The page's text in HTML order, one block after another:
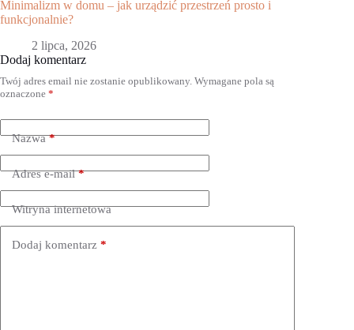
Minimalizm w domu – jak urządzić przestrzeń prosto i
funkcjonalnie?
2 lipca, 2026
Dodaj komentarz
Twój adres email nie zostanie opublikowany. Wymagane pola są
oznaczone *
Nazwa*
Adres e-mail*
Witryna internetowa
Dodaj komentarz *